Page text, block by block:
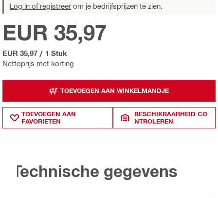
Log in of registreer om je bedrijfsprijzen te zien.
Nettoprijs met korting
EUR 35,97
EUR 35,97 / 1 Stuk
TOEVOEGEN AAN WINKELMANDJE
TOEVOEGEN AAN
FAVORIETEN
BESCHIKBAARHEID CO
NTROLEREN
Technische gegevens